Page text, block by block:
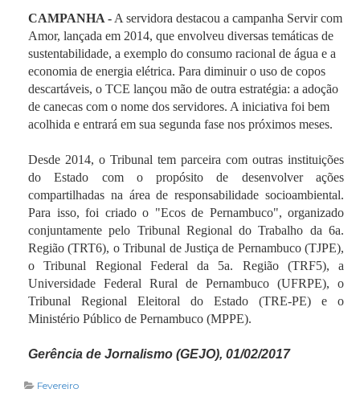
CAMPANHA - A servidora destacou a campanha Servir com
Amor, lançada em 2014, que envolveu diversas temáticas de
sustentabilidade, a exemplo do consumo racional de água e a
economia de energia elétrica. Para diminuir o uso de copos
descartáveis, o TCE lançou mão de outra estratégia: a adoção
de canecas com o nome dos servidores. A iniciativa foi bem
acolhida e entrará em sua segunda fase nos próximos meses.
Desde 2014, o Tribunal tem parceira com outras instituições
do Estado com o propósito de desenvolver ações
compartilhadas na área de responsabilidade socioambiental.
Para isso, foi criado o "Ecos de Pernambuco", organizado
conjuntamente pelo Tribunal Regional do Trabalho da 6a.
Região (TRT6), o Tribunal de Justiça de Pernambuco (TJPE),
o Tribunal Regional Federal da 5a. Região (TRF5), a
Universidade Federal Rural de Pernambuco (UFRPE), o
Tribunal Regional Eleitoral do Estado (TRE-PE) e o
Ministério Público de Pernambuco (MPPE).
Gerência de Jornalismo (GEJO), 01/02/2017
Fevereiro